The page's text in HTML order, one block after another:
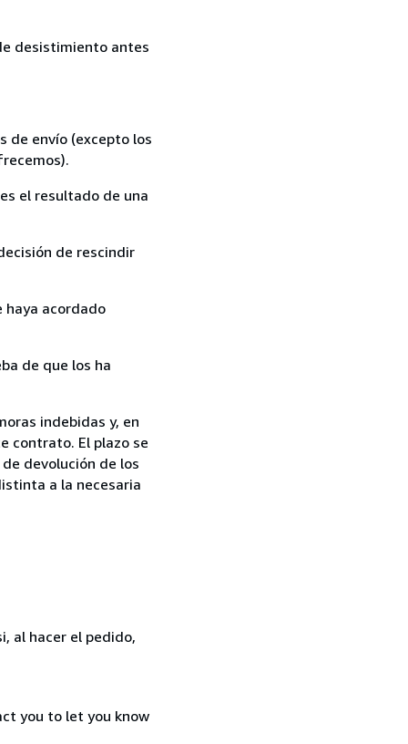
desistimiento antes
de envío (excepto los
el resultado de una
de rescindir
haya acordado
de que los ha
indebidas y, en
contrato. El plazo se
devolución de los
a la necesaria
al hacer el pedido,
you to let you know